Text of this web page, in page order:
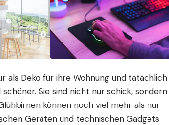
als Deko für ihre Wohnung und tatächlich
Sie sind nicht nur schick, sondern
können noch viel mehr als nur
Geräten und technischen Gadgets